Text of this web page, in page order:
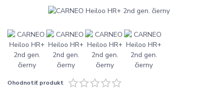
Ohodnotiť produkt